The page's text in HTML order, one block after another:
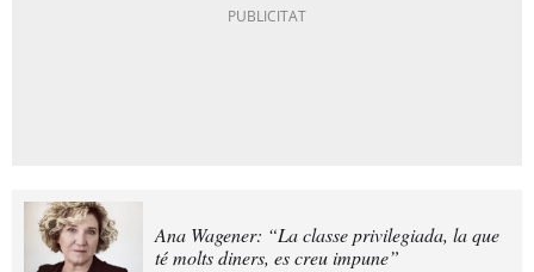
Ana Wagener: “La classe privilegiada, la que
té molts diners, es creu impune”